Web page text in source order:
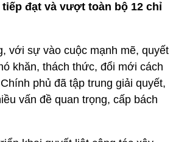
đạt và vượt toàn bộ 12 chỉ
với sự vào cuộc mạnh mẽ, quyết
khăn, thách thức, đổi mới cách
phủ đã tập trung giải quyết,
vấn đề quan trọng, cấp bách